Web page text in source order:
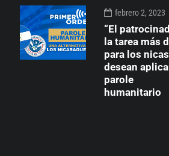
febrero 2, 2023
“El
la tarea más
para los
desean
parole
humanitario